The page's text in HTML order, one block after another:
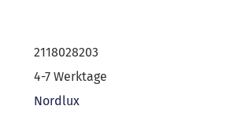
2118028203
4-7 Werktage
Nordlux